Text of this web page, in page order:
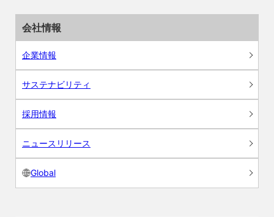
会社情報
企業情報
サステナビリティ
採用情報
ニュースリリース
Global